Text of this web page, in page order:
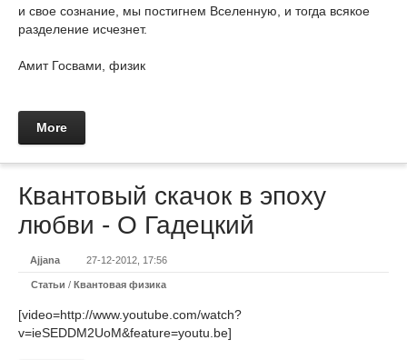
и свое сознание, мы постигнем Вселенную, и тогда всякое
разделение исчезнет.
Амит Госвами, физик
More
Квантовый скачок в эпоху
любви - О Гадецкий
Ajjana 27-12-2012, 17:56
Статьи / Квантовая физика
[video=http://www.youtube.com/watch?
v=ieSEDDM2UoM&feature=youtu.be]